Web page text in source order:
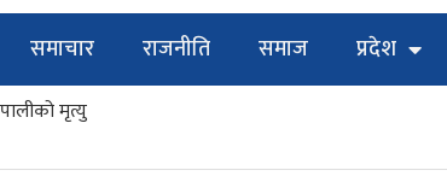
समाचार राजनीति समाज प्रदेश
मृत्यु